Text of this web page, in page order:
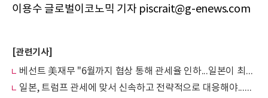
이용수 글로벌이코노믹 기자 piscrait@g-enews.com
[관련기사]
베선트 美재무 "6월까지 협상 통해 관세율 인하...일본이 최우선 협상 대상"
일본, 트럼프 관세에 맞서 신속하고 전략적으로 대응해야...닛케이 사설